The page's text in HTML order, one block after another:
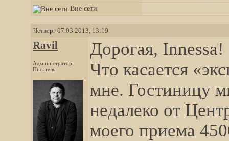
Вне сети
Четверг 07.03.2013, 13:19
Ravil
Администратор
Писатель
Дорогая, Innessa!
Что касается
мне. Гостиницу
недалеко от
моего приема